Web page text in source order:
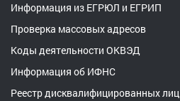
Информация из ЕГРЮЛ и ЕГРИП
Проверка массовых адресов
Коды деятельности ОКВЭД
Информация об ИФНС
Реестр дисквалифицированных лиц